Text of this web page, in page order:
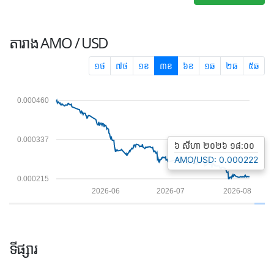
តារាងAMO / USD
១ថ ៧ថ ១ខ ៣ខ ៦ខ ១ឆ ២ឆ ៥ឆ
0.000215
0.000337
0.000460
2026-08
2026-07
2026-06
៦ សីហា ២០២៦ ១៨:០០
AMO/USD: 0.000222
ទីផ្សារ